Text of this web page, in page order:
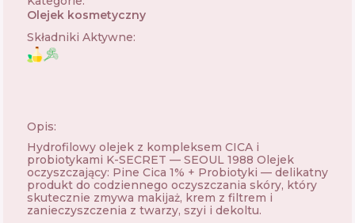
Olejek kosmetyczny
Składniki Aktywne:
Opis:
Hydrofilowy olejek z kompleksem CICA i
probiotykami K-SECRET — SEOUL 1988 Olejek
oczyszczający: Pine Cica 1% + Probiotyki — delikatny
produkt do codziennego oczyszczania skóry, który
skutecznie zmywa makijaż, krem ​​z filtrem i
zanieczyszczenia z twarzy, szyi i dekoltu.